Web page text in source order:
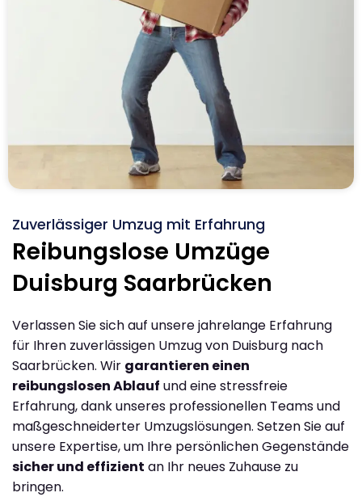
Zuverlässiger Umzug mit Erfahrung
Reibungslose Umzüge
Duisburg Saarbrücken
Verlassen Sie sich auf unsere jahrelange Erfahrung
für Ihren zuverlässigen Umzug von Duisburg nach
Saarbrücken. Wir garantieren einen
reibungslosen Ablauf und eine stressfreie
Erfahrung, dank unseres professionellen Teams und
maßgeschneiderter Umzugslösungen. Setzen Sie auf
unsere Expertise, um Ihre persönlichen Gegenstände
sicher und effizient an Ihr neues Zuhause zu
bringen.